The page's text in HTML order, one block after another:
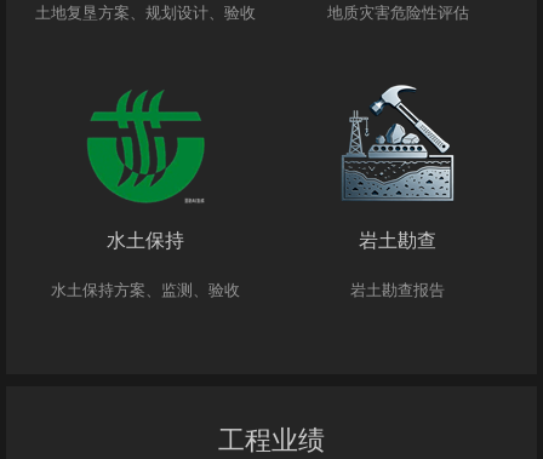
土地复垦方案、规划设计、验收 地质灾害危险性评估
水土保持
水土保持方案、监测、验收
岩土勘查
岩土勘查报告
工程业绩